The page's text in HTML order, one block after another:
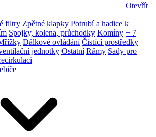
Otevřít
filtry Zpětné klapky Potrubí a hadice k
Spojky, kolena, průchodky Komíny + 7
Dálkové ovládání Čistící prostředky
jednotky Ostatní Rámy Sady pro